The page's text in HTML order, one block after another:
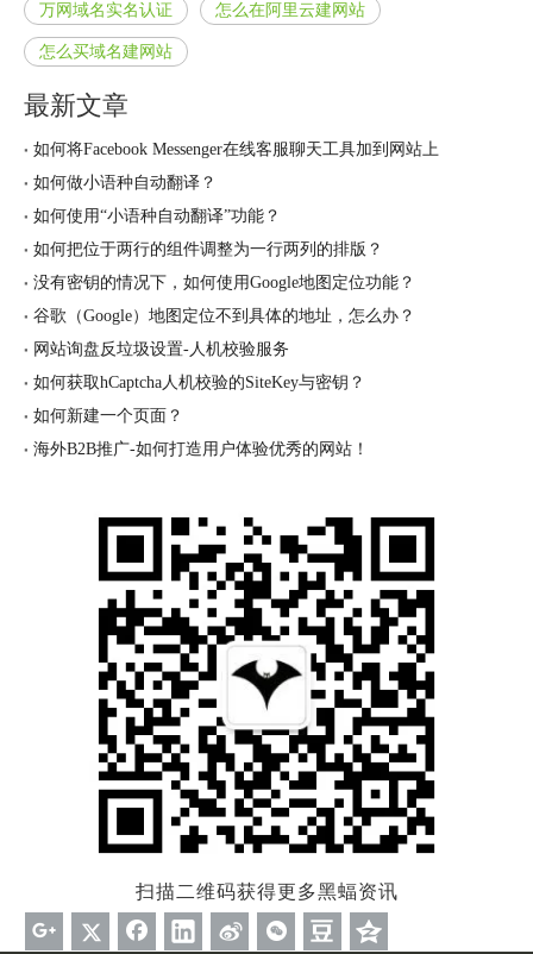
万网域名实名认证 怎么在阿里云建网站
怎么买域名建网站
最新文章
如何将Facebook Messenger在线客服聊天工具加到网站上
如何做小语种自动翻译？
如何使用“小语种自动翻译”功能？
如何把位于两行的组件调整为一行两列的排版？
没有密钥的情况下，如何使用Google地图定位功能？
谷歌（Google）地图定位不到具体的地址，怎么办？
网站询盘反垃圾设置-人机校验服务
如何获取hCaptcha人机校验的SiteKey与密钥？
如何新建一个页面？
海外B2B推广-如何打造用户体验优秀的网站！
扫描二维码获得更多黑蝠资讯